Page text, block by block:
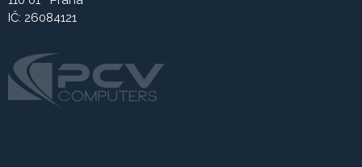
IČ: 26084121